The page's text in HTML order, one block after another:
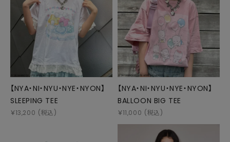
【NYA・NI・NYU・NYE・NYON】
SLEEPING TEE
￥13,200 (税込)
【NYA・NI・NYU・NYE・NYON】
BALLOON BIG TEE
￥11,000 (税込)